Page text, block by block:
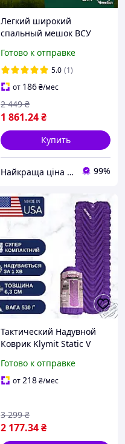
Легкий широкий
спальный мешок ВСУ
компактный летний
спальник большой
водонепроницаемый
Готово к отправке
5.0 (1)
от 186₴/мес
1 861.24₴
2 449 ₴
Купить
Найкраща ціна ❤️ 99%
Тактический Надувной
Коврик Klymit Static V
коврик для сна на
природе
Готово к отправке
от218₴/мес
2 177.34₴
3 299 ₴